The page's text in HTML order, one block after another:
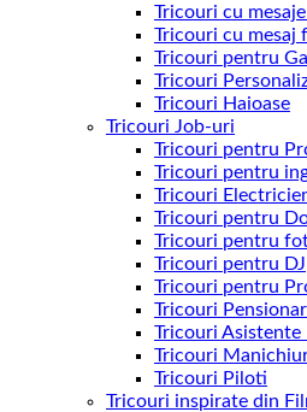
Tricouri cu
Tricouri cu mesaj
Tricouri pentru
Tricouri
Tricouri Haioase
Tricouri Job-uri
Tricouri pentru
Tricouri pentru
Tricouri
Tricouri pentru
Tricouri pentru
Tricouri pentru DJ
Tricouri pentru
Tricouri
Tricouri Asistente
Tricouri
Tricouri Piloti
Tricouri inspirate din